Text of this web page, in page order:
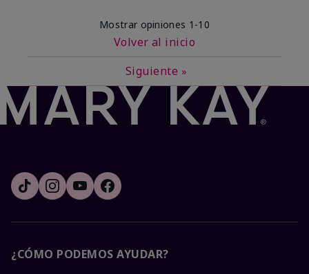
Mostrar opiniones 1-10
Volver al inicio
Siguiente »
¿CÓMO PODEMOS AYUDAR?